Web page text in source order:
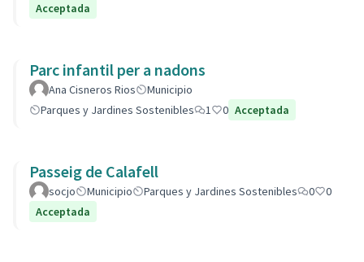
Acceptada
Parc infantil per a nadons
Ana Cisneros Rios
Municipio
Parques y Jardines Sostenibles
1 0 Acceptada
Passeig de Calafell
socjo Municipio Parques y Jardines Sostenibles 0
0
Acceptada